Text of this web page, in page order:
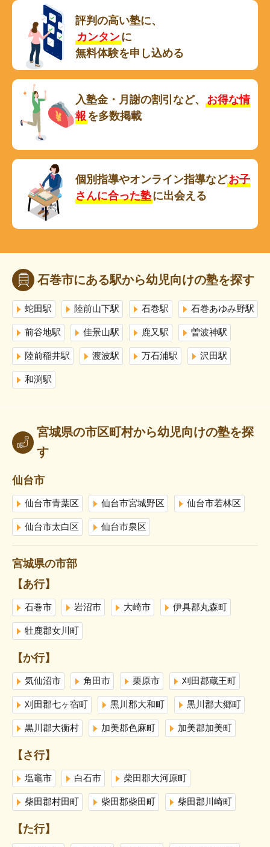
評判の高い塾に、
カンタンに
無料体験を申し込める
入塾金・月謝の割引など、
お得な情
報を多数掲載
個別指導やオンライン指導などお子
さんに合った塾に出会える
石巻市にある駅から幼児向けの塾を探す
蛇田駅 陸前山下駅 石巻駅 石巻あゆみ野駅
前谷地駅 佳景山駅 鹿又駅 曽波神駅
陸前稲井駅 渡波駅 万石浦駅 沢田駅
和渕駅
宮城県の市区町村から幼児向けの塾を探
す
仙台市
仙台市青葉区 仙台市宮城野区 仙台市若林区
仙台市太白区 仙台市泉区
宮城県の市部
【あ行】
石巻市 岩沼市 大崎市 伊具郡丸森町
牡鹿郡女川町
【か行】
気仙沼市 角田市 栗原市 刈田郡蔵王町
刈田郡七ヶ宿町 黒川郡大和町 黒川郡大郷町
黒川郡大衡村 加美郡色麻町 加美郡加美町
【さ行】
塩竈市 白石市 柴田郡大河原町
柴田郡村田町 柴田郡柴田町 柴田郡川崎町
【た行】